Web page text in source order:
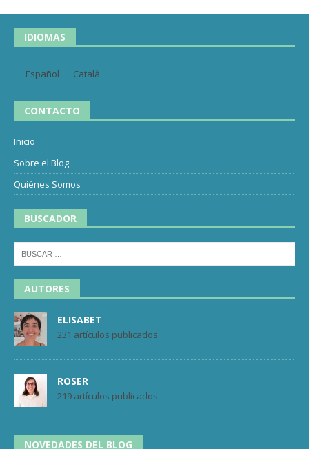
IDIOMAS
Español Català
CONTACTO
Inicio
Sobre el Blog
Quiénes Somos
BUSCADOR
AUTORES
ELISABET
231 artículos publicados
ROSER
219 artículos publicados
NOVEDADES DEL BLOG